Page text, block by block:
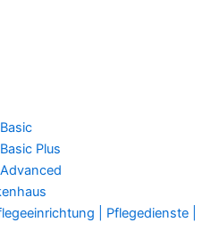
Plus
| Pflegedienste |